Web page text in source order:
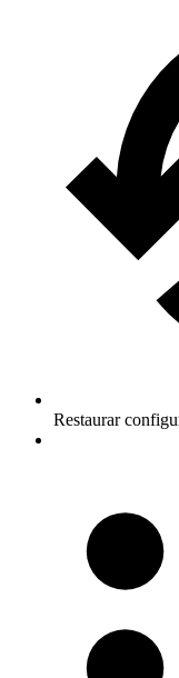
Restaurar